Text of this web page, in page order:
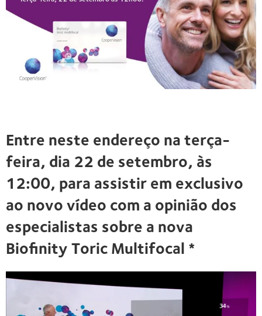
Entre neste endereço na terça-
feira, dia 22 de setembro, às
12:00, para assistir em exclusivo
ao novo vídeo com a opinião dos
especialistas sobre a nova
Biofinity Toric Multifocal *